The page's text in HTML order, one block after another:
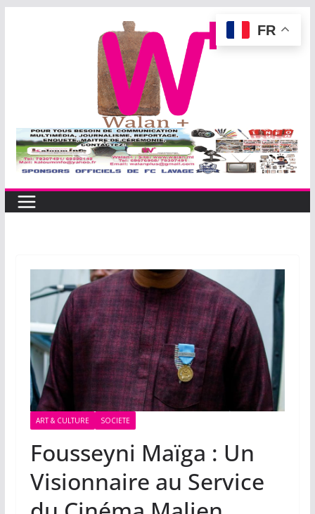
ART & CULTURE SOCIETE
Fousseyni Maïga : Un
Visionnaire au Service
FR